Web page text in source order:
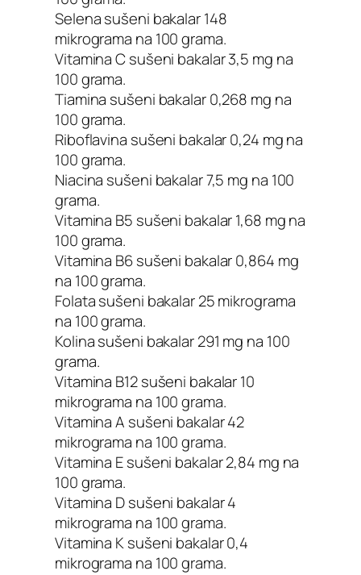
Selena sušeni bakalar 148
mikrograma na 100 grama.
Vitamina C sušeni bakalar 3,5 mg na
100 grama.
Tiamina sušeni bakalar 0,268 mg na
100 grama.
Riboflavina sušeni bakalar 0,24 mg na
100 grama.
Niacina sušeni bakalar 7,5 mg na 100
grama.
Vitamina B5 sušeni bakalar 1,68 mg na
100 grama.
Vitamina B6 sušeni bakalar 0,864 mg
na 100 grama.
Folata sušeni bakalar 25 mikrograma
na 100 grama.
Kolina sušeni bakalar 291 mg na 100
grama.
Vitamina B12 sušeni bakalar 10
mikrograma na 100 grama.
Vitamina A sušeni bakalar 42
mikrograma na 100 grama.
Vitamina E sušeni bakalar 2,84 mg na
100 grama.
Vitamina D sušeni bakalar 4
mikrograma na 100 grama.
Vitamina K sušeni bakalar 0,4
mikrograma na 100 grama.